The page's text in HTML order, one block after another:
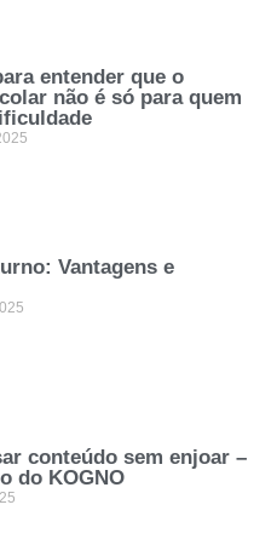
entender que o
não é só para quem
Vantagens e
conteúdo sem enjoar –
do KOGNO